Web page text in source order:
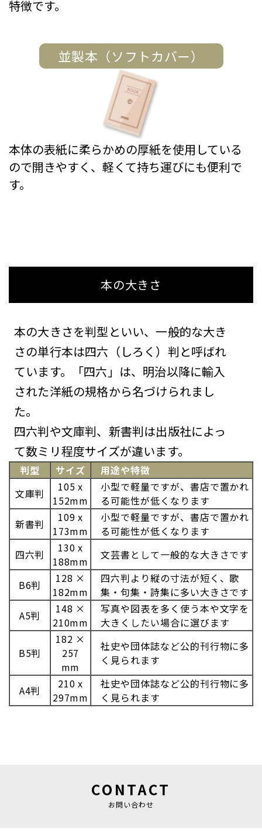
特徴です。
並製本（ソフトカバー）
本体の表紙に柔らかめの厚紙を使用している
ので開きやすく、軽くて持ち運びにも便利で
す。
本の大きさ
本の大きさを判型といい、一般的な大き
さの単行本は四六（しろく）判と呼ばれ
ています。「四六」は、明治以降に輸入
された洋紙の規格から名づけられまし
た。
四六判や文庫判、新書判は出版社によっ
て数ミリ程度サイズが違います。
判型 サイズ
用途や特徴
文庫判
105 x
152mm
小型で軽量ですが、書店で置かれ
る可能性が低くなります
新書判
109 x
173mm
小型で軽量ですが、書店で置かれ
る可能性が低くなります
四六判
130 x
188mm
文芸書として一般的な大きさです
B6判
128 ×
182mm
四六判より縦の寸法が短く、歌
集・句集・詩集に多い大きさです
A5判
148 ×
210mm
写真や図表を多く使う本や文字を
大きくしたい場合に選びます
B5判
182 ×
257
mm
社史や団体誌など公的刊行物に多
く見られます
A4判
210 x
297mm
社史や団体誌など公的刊行物に多
く見られます
CONTACT
お問い合わせ